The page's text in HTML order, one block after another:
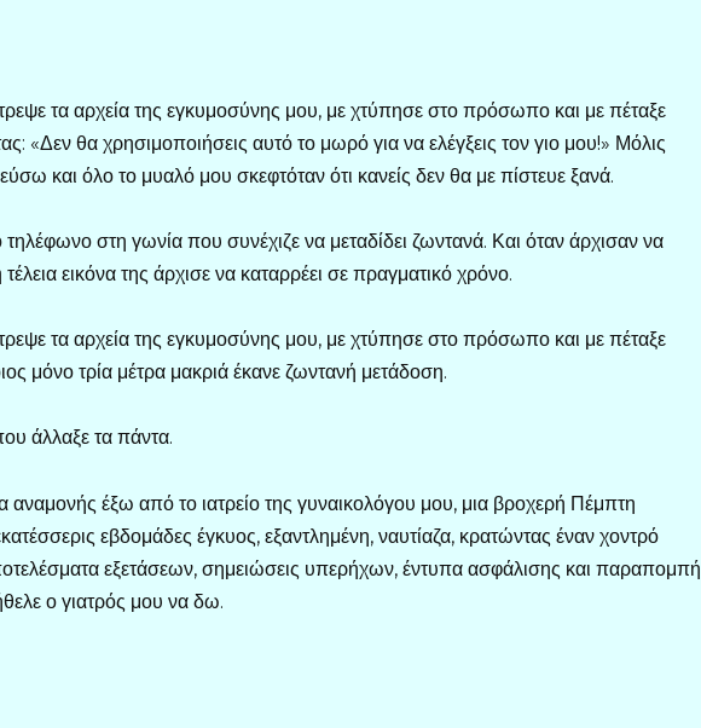
τα αρχεία της εγκυμοσύνης μου, με χτύπησε στο πρόσωπο και με πέταξε
«Δεν θα χρησιμοποιήσεις αυτό το μωρό για να ελέγξεις τον γιο μου!» Μόλις
και όλο το μυαλό μου σκεφτόταν ότι κανείς δεν θα με πίστευε ξανά.
στη γωνία που συνέχιζε να μεταδίδει ζωντανά. Και όταν άρχισαν να
τέλεια εικόνα της άρχισε να καταρρέει σε πραγματικό χρόνο.
τα αρχεία της εγκυμοσύνης μου, με χτύπησε στο πρόσωπο και με πέταξε
μόνο τρία μέτρα μακριά έκανε ζωντανή μετάδοση.
άλλαξε τα πάντα.
αναμονής έξω από το ιατρείο της γυναικολόγου μου, μια βροχερή Πέμπτη
εβδομάδες έγκυος, εξαντλημένη, ναυτίαζα, κρατώντας έναν χοντρό
εξετάσεων, σημειώσεις υπερήχων, έντυπα ασφάλισης και παραπομπή
ο γιατρός μου να δω.